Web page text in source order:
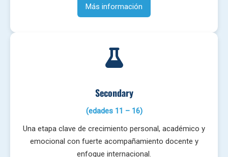
Más información
Secondary
(edades 11 – 16)
Una etapa clave de crecimiento personal, académico y
emocional con fuerte acompañamiento docente y
enfoque internacional.